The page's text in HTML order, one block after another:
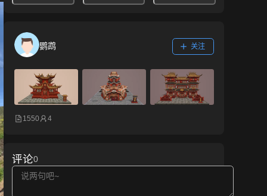
鹦鹉 关注
1550 4
评论0